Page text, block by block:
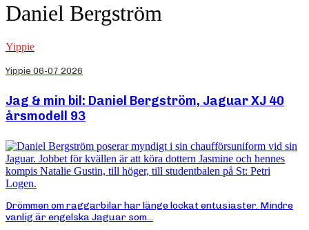
Daniel Bergström
Yippie
Yippie 06-07 2026
Jag & min bil: Daniel Bergström, Jaguar XJ 40
årsmodell 93
Drömmen om raggarbilar har länge lockat entusiaster. Mindre
vanlig är engelska Jaguar som...